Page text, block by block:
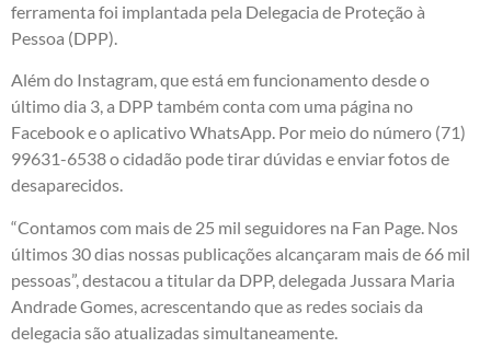
ferramenta foi implantada pela Delegacia de Proteção à
Pessoa (DPP).
Além do Instagram, que está em funcionamento desde o
último dia 3, a DPP também conta com uma página no
Facebook e o aplicativo WhatsApp. Por meio do número (71)
99631-6538 o cidadão pode tirar dúvidas e enviar fotos de
desaparecidos.
“Contamos com mais de 25 mil seguidores na Fan Page. Nos
últimos 30 dias nossas publicações alcançaram mais de 66 mil
pessoas”, destacou a titular da DPP, delegada Jussara Maria
Andrade Gomes, acrescentando que as redes sociais da
delegacia são atualizadas simultaneamente.